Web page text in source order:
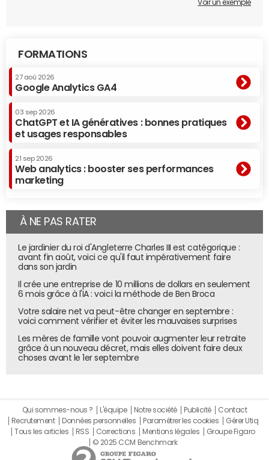
Voir un exemple
FORMATIONS
27 aoû 2026
Google Analytics GA4
03 sep 2026
ChatGPT et IA génératives : bonnes pratiques
et usages responsables
21 sep 2026
Web analytics : booster ses performances
marketing
À NE PAS RATER
Le jardinier du roi d'Angleterre Charles III est catégorique :
avant fin août, voici ce qu'il faut impérativement faire
dans son jardin
Il crée une entreprise de 10 millions de dollars en seulement
6 mois grâce à l'IA : voici la méthode de Ben Broca
Votre salaire net va peut-être changer en septembre :
voici comment vérifier et éviter les mauvaises surprises
Les mères de famille vont pouvoir augmenter leur retraite
grâce à un nouveau décret, mais elles doivent faire deux
choses avant le 1er septembre
Qui sommes-nous ? L'équipe Notre société Publicité
Contact
Recrutement
Données personnelles Paramétrer les cookies
Gérer Utiq
Tous les articles
RSS Corrections Mentions légales
Groupe Figaro
© 2025 CCM Benchmark